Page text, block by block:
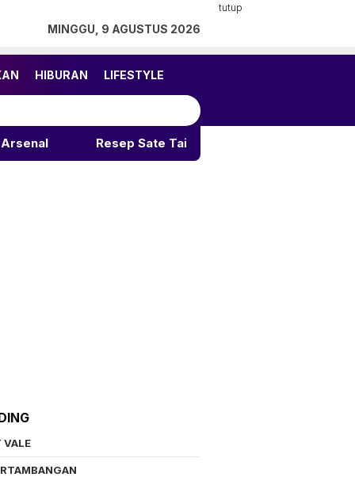
tutup
MINGGU, 9 AGUSTUS 2026
HIBURAN LIFESTYLE
Resep Sate Taichan Rumahan: Rahasia Pedas Gurih Tak
VALE